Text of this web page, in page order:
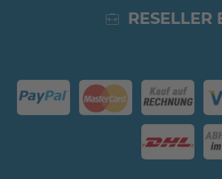
RESELLER